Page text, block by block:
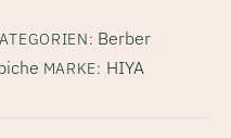
Berber
MARKE: HIYA